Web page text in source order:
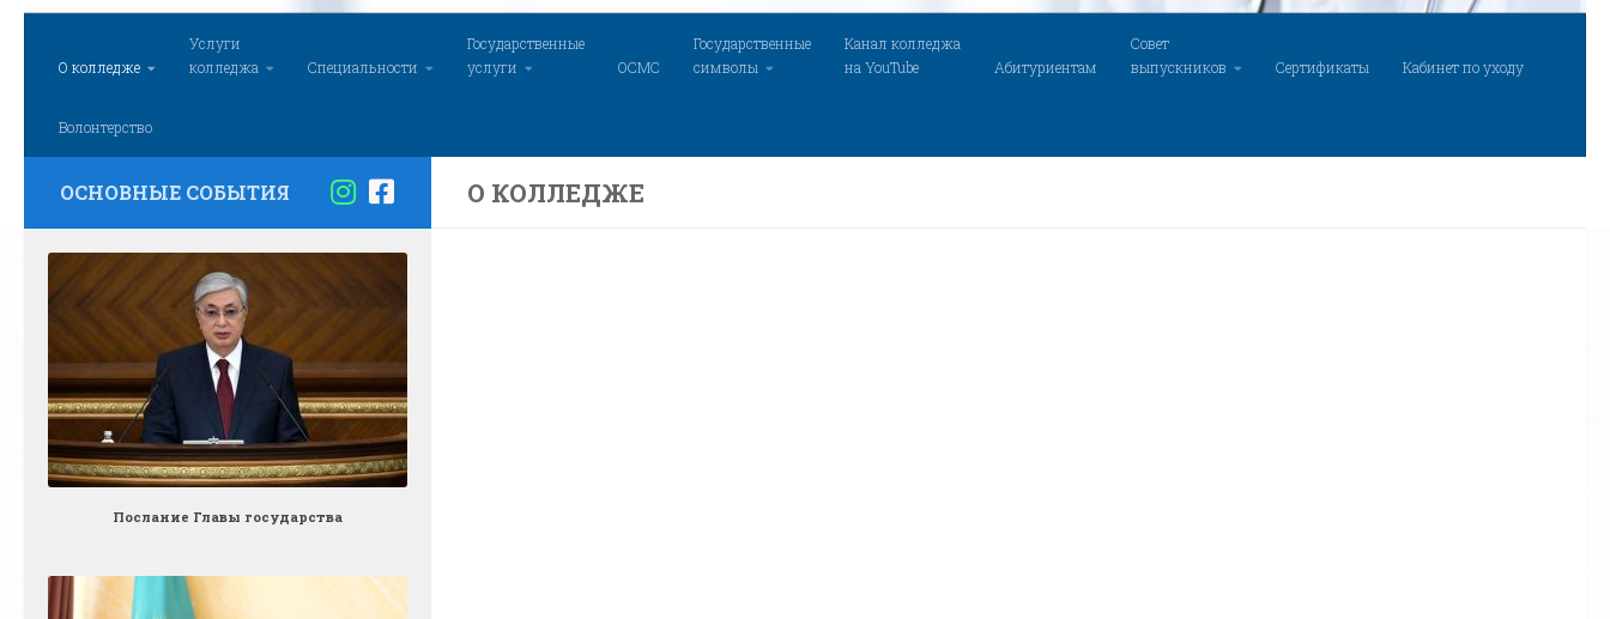
О колледже
Услуги
колледжа
Специальности
Государственные
услуги
ОСМС
Государственные
символы
Канал колледжа
на YouTube
Абитуриентам
Совет
выпускников
Сертификаты Кабинет по уходу
Волонтерство
О КОЛЛЕДЖЕ
ОСНОВНЫЕ СОБЫТИЯ
Послание Главы государства